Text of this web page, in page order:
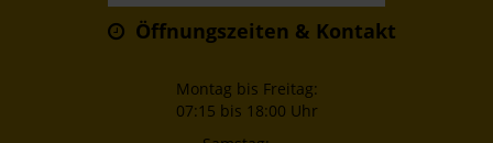
Öffnungszeiten & Kontakt
Montag bis Freitag:
07:15 bis 18:00 Uhr